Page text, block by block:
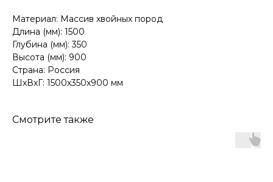
Материал: Массив хвойных пород
Длина (мм): 1500
Глубина (мм): 350
Высота (мм): 900
Страна: Россия
ШxВxГ: 1500x350x900 мм
Смотрите также